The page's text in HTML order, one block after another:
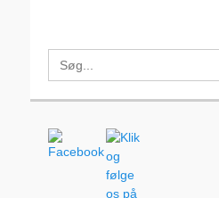
Search
for: